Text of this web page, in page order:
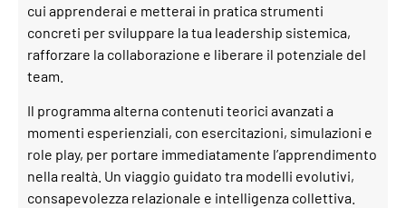
cui apprenderai e metterai in pratica strumenti
concreti per sviluppare la tua leadership sistemica,
rafforzare la collaborazione e liberare il potenziale del
team.
Il programma alterna contenuti teorici avanzati a
momenti esperienziali, con esercitazioni, simulazioni e
role play, per portare immediatamente l’apprendimento
nella realtà. Un viaggio guidato tra modelli evolutivi,
consapevolezza relazionale e intelligenza collettiva.